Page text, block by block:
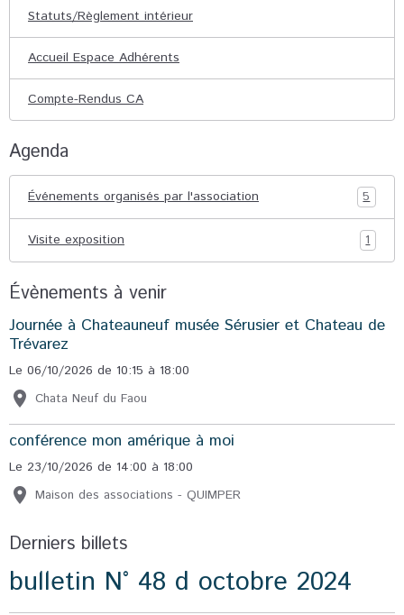
Statuts/Règlement intérieur
Accueil Espace Adhérents
Compte-Rendus CA
Agenda
Événements organisés par l'association 5
Visite exposition 1
Évènements à venir
Journée à Chateauneuf musée Sérusier et Chateau de
Trévarez
Le 06/10/2026 de 10:15 à 18:00
Chata Neuf du Faou
conférence mon amérique à moi
Le 23/10/2026 de 14:00 à 18:00
Maison des associations - QUIMPER
Derniers billets
bulletin N° 48 d octobre 2024